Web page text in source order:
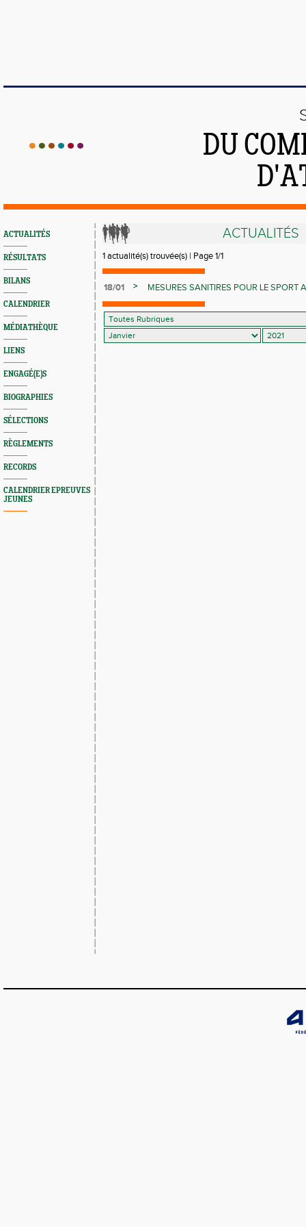
DU
ACTUALITÉS
RÉSULTATS
BILANS
CALENDRIER
MÉDIATHÈQUE
LIENS
ENGAGÉ(E)S
BIOGRAPHIES
SÉLECTIONS
RÈGLEMENTS
RECORDS
CALENDRIER EPREUVES
JEUNES
ACTUALITÉS
1 actualité(s) trouvée(s) | Page 1/1
18/01 > MESURES SANITIRES POUR LE SPORT